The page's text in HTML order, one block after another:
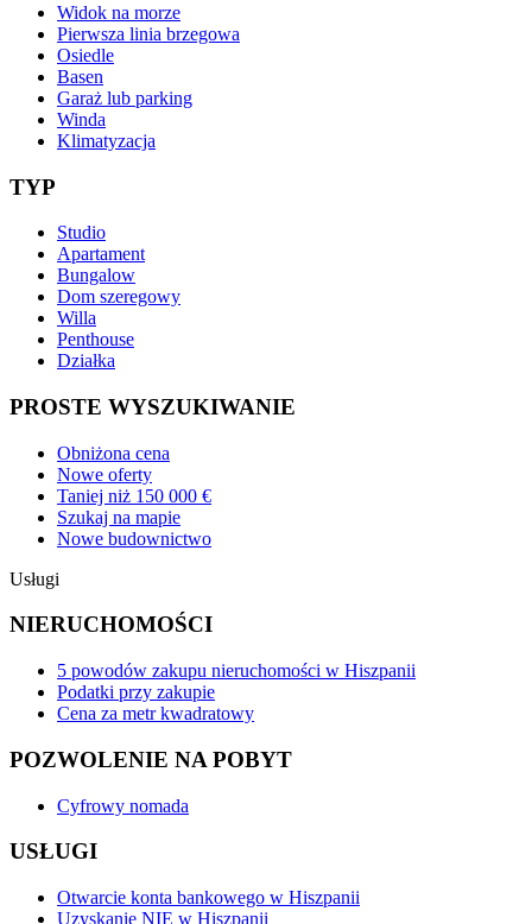
Widok na morze
Pierwsza linia brzegowa
Osiedle
Basen
Garaż lub parking
Winda
Klimatyzacja
TYP
Studio
Apartament
Bungalow
Dom szeregowy
Willa
Penthouse
Działka
PROSTE WYSZUKIWANIE
Obniżona cena
Nowe oferty
Taniej niż 150 000 €
Szukaj na mapie
Nowe budownictwo
Usługi
NIERUCHOMOŚCI
5 powodów zakupu nieruchomości w Hiszpanii
Podatki przy zakupie
Cena za metr kwadratowy
POZWOLENIE NA POBYT
Cyfrowy nomada
USŁUGI
Otwarcie konta bankowego w Hiszpanii
Uzyskanie NIE w Hiszpanii